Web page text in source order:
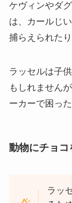
ケヴィンやダ
は、カールじ
捕らえられたり
ラッセルは子
もしれません
ーカーで困っ
動物にチョコ
ラッ